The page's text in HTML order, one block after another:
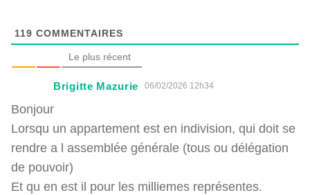
119 COMMENTAIRES
Le plus récent
Brigitte Mazurie 06/02/2026 12h34
Bonjour
Lorsqu un appartement est en indivision, qui doit se
rendre a l assemblée générale (tous ou délégation
de pouvoir)
Et qu en est il pour les milliemes représentes.